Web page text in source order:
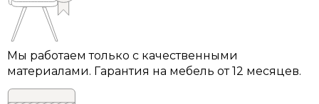
Мы работаем только с качественными
материалами. Гарантия на мебель от 12 месяцев.